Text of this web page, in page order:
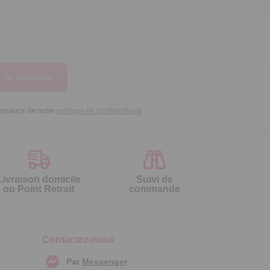
de notre politique de confidentialité
domicile
ou Point Retrait
Suivi de
commande
Contactez-nous
Par Messenger